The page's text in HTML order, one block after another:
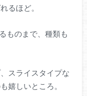
るほど。
ものまで、種類も
スライスタイプな
嬉しいところ。